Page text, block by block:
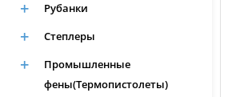
Рубанки
Степлеры
Промышленные
фены(Термопистолеты)